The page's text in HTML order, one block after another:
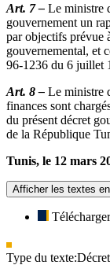
Art. 7 – Le ministre
gouvernement un
par objectifs prévue
gouvernemental, et
96-1236 du 6 juillet
Art. 8 – Le ministre
finances sont
du présent décret
de la République
Tunis, le 12 mars
Afficher les textes
Type du texte: